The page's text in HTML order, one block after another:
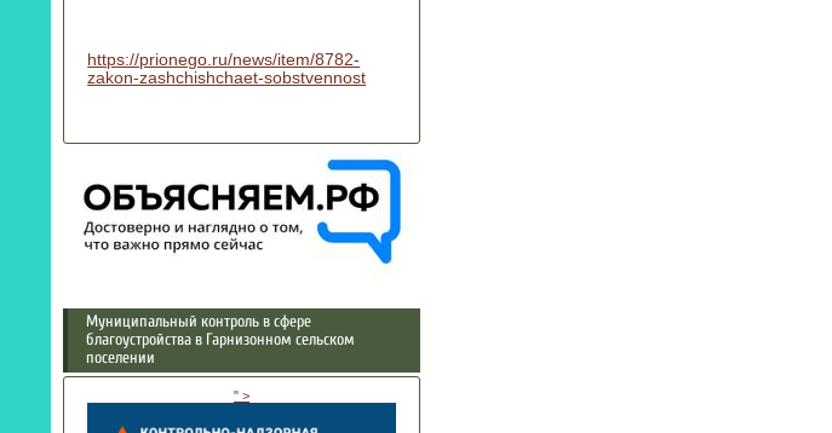
https://prionego.ru/news/item/8782-
zakon-zashchishchaet-sobstvennost
Муниципальный контроль в сфере
благоустройства в Гарнизонном сельском
поселении
" >